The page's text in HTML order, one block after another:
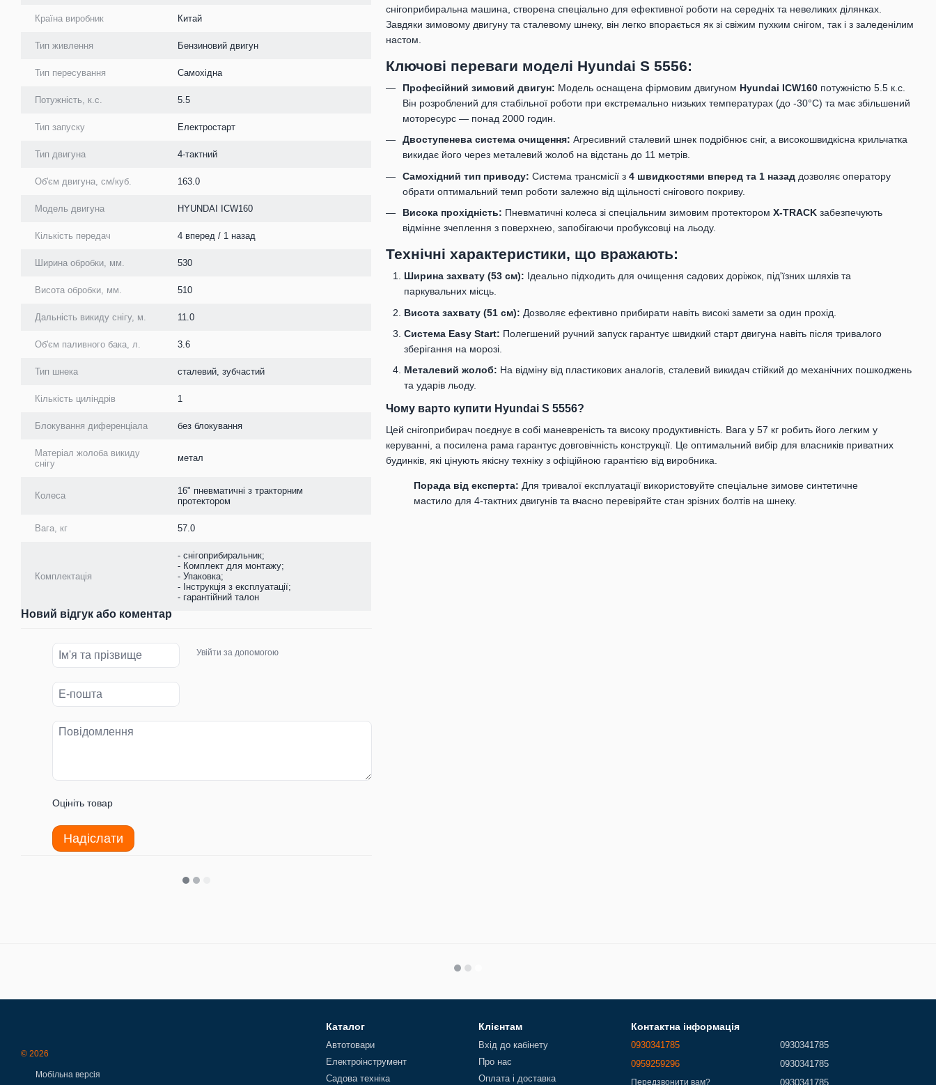
Країна виробник Китай
Тип живлення Бензиновий двигун
Тип пересування Самохідна
Потужність, к.с. 5.5
Тип запуску Електростарт
Тип двигуна 4-тактний
Об'єм двигуна, см/куб. 163.0
Модель двигуна HYUNDAI ICW160
Кількість передач 4 вперед / 1 назад
Ширина обробки, мм. 530
Висота обробки, мм. 510
Дальність викиду снігу, м. 11.0
Об'єм паливного бака, л. 3.6
Тип шнека сталевий, зубчастий
Кількість циліндрів 1
Блокування диференціала без блокування
Матеріал жолоба викиду
снігу
метал
Колеса
16" пневматичні з тракторним
протектором
Вага, кг 57.0
Комплектація
- снігоприбиральник;
- Комплект для монтажу;
- Упаковка;
- Інструкція з експлуатації;
- гарантійний талон
Новий відгук або коментар
Увійти за допомогою
Оцініть товар
Надіслати
снігоприбиральна машина, створена спеціально для ефективної роботи на середніх та невеликих ділянках.
Завдяки зимовому двигуну та сталевому шнеку, він легко впорається як зі свіжим пухким снігом, так і з заледенілим
настом.
Ключові переваги моделі Hyundai S 5556:
Професійний зимовий двигун: Модель оснащена фірмовим двигуном Hyundai ICW160потужністю 5.5 к.с.
Він розроблений для стабільної роботи при екстремально низьких температурах (до -30°C) та має збільшений
моторесурс — понад 2000 годин.
Двоступенева система очищення: Агресивний сталевий шнек подрібнює сніг, а високошвидкісна крильчатка
викидає його через металевий жолоб на відстань до 11 метрів.
Самохідний тип приводу: Система трансмісії з 4 швидкостями вперед та 1 назаддозволяє оператору
обрати оптимальний темп роботи залежно від щільності снігового покриву.
Висока прохідність: Пневматичні колеса зі спеціальним зимовим протектором X-TRACKзабезпечують
відмінне зчеплення з поверхнею, запобігаючи пробуксовці на льоду.
Технічні характеристики, що вражають:
Ширина захвату (53 см): Ідеально підходить для очищення садових доріжок, під'їзних шляхів та
паркувальних місць.
Висота захвату (51 см): Дозволяє ефективно прибирати навіть високі замети за один прохід.
Система Easy Start: Полегшений ручний запуск гарантує швидкий старт двигуна навіть після тривалого
зберігання на морозі.
Металевий жолоб: На відміну від пластикових аналогів, сталевий викидач стійкий до механічних пошкоджень
та ударів льоду.
Чому варто купити Hyundai S 5556?
Цей снігоприбирач поєднує в собі маневреність та високу продуктивність. Вага у 57 кг робить його легким у
керуванні, а посилена рама гарантує довговічність конструкції. Це оптимальний вибір для власників приватних
будинків, які цінують якісну техніку з офіційною гарантією від виробника.
Порада від експерта: Для тривалої експлуатації використовуйте спеціальне зимове синтетичне
мастило для 4-тактних двигунів та вчасно перевіряйте стан зрізних болтів на шнеку.
© 2026
Мобільна версія
Каталог
Автотовари
Електроінструмент
Садова техніка
Клієнтам
Вхід до кабінету
Про нас
Оплата і доставка
Контактна інформація
0930341785
0959259296
Передзвонити вам?
0930341785
0930341785
0930341785